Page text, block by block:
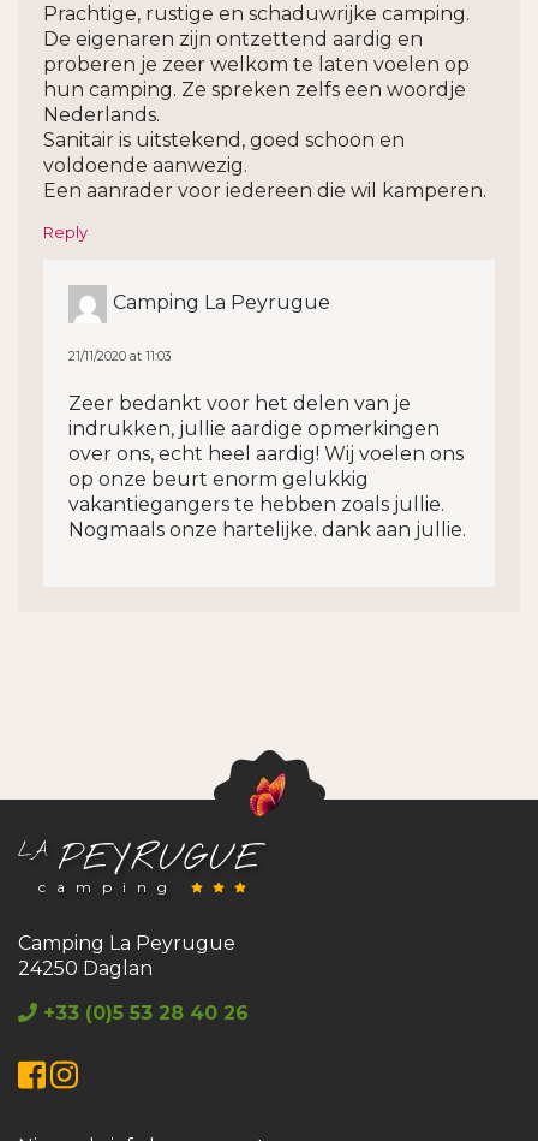
Prachtige, rustige en schaduwrijke camping.
De eigenaren zijn ontzettend aardig en
proberen je zeer welkom te laten voelen op
hun camping. Ze spreken zelfs een woordje
Nederlands.
Sanitair is uitstekend, goed schoon en
voldoende aanwezig.
Een aanrader voor iedereen die wil kamperen.
Reply
Camping La Peyrugue
21/11/2020 at 11:03
Zeer bedankt voor het delen van je
indrukken, jullie aardige opmerkingen
over ons, echt heel aardig! Wij voelen ons
op onze beurt enorm gelukkig
vakantiegangers te hebben zoals jullie.
Nogmaals onze hartelijke. dank aan jullie.
LAPEYRUGUE
camping
Camping La Peyrugue
24250 Daglan
+33 (0)5 53 28 40 26
Facebook
Instagram